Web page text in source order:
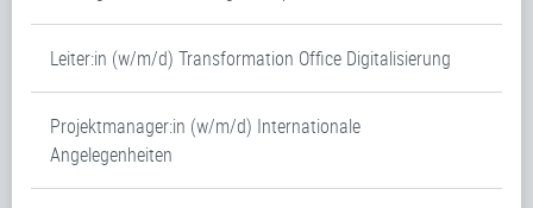
Leiter:in (w/m/d) Transformation Office Digitalisierung
Projektmanager:in (w/m/d) Internationale
Angelegenheiten